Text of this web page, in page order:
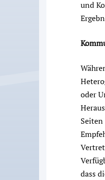
und
oder
dass